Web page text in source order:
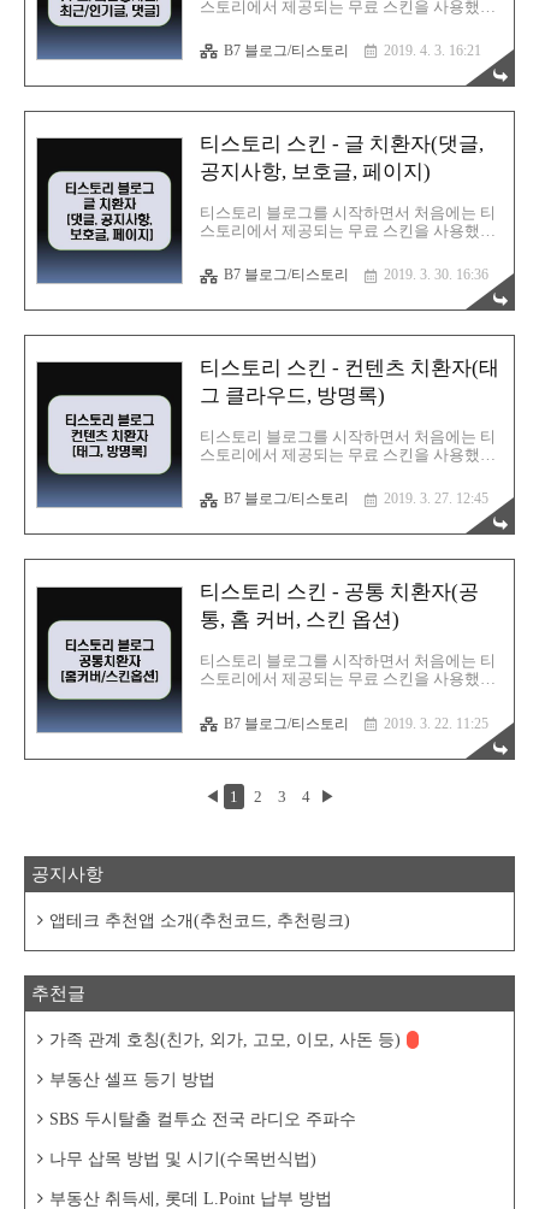
2월 애드센스 수익공개 : https://barista7..
스토리에서 제공되는 무료 스킨을 사용했다.
FastBoot 스킨으로 변경하였고, 지금까지 사
용중이다. 티스토리 시스템은 조금씩 변화가
있는데, FastBoot 스킨의 발전적인 변화는 없
포스팅한 글에 의존하면서 하루하루 조금씩
스킨을 수정하고 있는 실정이다. 티스토리
블로그가 어떤구조로 되어있는지 어떤 파일
들이 있는지 모른채 시작했었다. 오류를 하
나씩 수정하면서 어떤파일이 있는지 알게 되
었고, html, css, js에 사용된 코드를 공부해야
겠다는 생각이 들었다. 그래서 티스토리 블
로그의 기본인 파일 구조부터 시작해서 티스
보았다..
B7 블로그/티스토리 2019. 4. 3. 16:21
티스토리 스킨 - 글 치환자(댓글,
공지사항, 보호글, 페이지)
티스토리 블로그를 시작하면서 처음에는 티
스토리에서 제공되는 무료 스킨을 사용했다.
FastBoot 스킨으로 변경하였고, 지금까지 사
용중이다. 티스토리 시스템은 조금씩 변화가
있는데, FastBoot 스킨의 발전적인 변화는 없
포스팅한 글에 의존하면서 하루하루 조금씩
스킨을 수정하고 있는 실정이다. 티스토리
블로그가 어떤구조로 되어있는지 어떤 파일
들이 있는지 모른채 시작했었다. 오류를 하
나씩 수정하면서 어떤파일이 있는지 알게 되
었고, html, css, js에 사용된 코드를 공부해야
겠다는 생각이 들었다. 그래서 티스토리 블
로그의 기본인 파일 구조부터 시작해서 티스
보았다..
B7 블로그/티스토리 2019. 3. 30. 16:36
티스토리 스킨 - 컨텐츠 치환자(태
그 클라우드, 방명록)
티스토리 블로그를 시작하면서 처음에는 티
스토리에서 제공되는 무료 스킨을 사용했다.
FastBoot 스킨으로 변경하였고, 지금까지 사
용중이다. 티스토리 시스템은 조금씩 변화가
있는데, FastBoot 스킨의 발전적인 변화는 없
포스팅한 글에 의존하면서 하루하루 조금씩
스킨을 수정하고 있는 실정이다. 티스토리
블로그가 어떤구조로 되어있는지 어떤 파일
들이 있는지 모른채 시작했었다. 오류를 하
나씩 수정하면서 어떤파일이 있는지 알게 되
었고, html, css, js에 사용된 코드를 공부해야
겠다는 생각이 들었다. 그래서 티스토리 블
로그의 기본인 파일 구조부터 시작해서 티스
보았다..
B7 블로그/티스토리 2019. 3. 27. 12:45
티스토리 스킨 - 공통 치환자(공
통, 홈 커버, 스킨 옵션)
티스토리 블로그를 시작하면서 처음에는 티
스토리에서 제공되는 무료 스킨을 사용했다.
FastBoot 스킨으로 변경하였고, 지금까지 사
용중이다. 티스토리 시스템은 조금씩 변화가
있는데, FastBoot 스킨의 발전적인 변화는 없
포스팅한 글에 의존하면서 하루하루 조금씩
스킨을 수정하고 있는 실정이다. 티스토리
나씩 수정하면서 어떤파일이 있는지 알게 되
겠다는 생각이 들었다. 그래서 티스토리 블
로그의 기본인 파일 구조부터 시작해서 티스
토리 치환자에 대해 하나씩 알아보고 정리해
보았다..
B7 블로그/티스토리 2019. 3. 22. 11:25
◀ 1 2 3 4 ▶
공지사항
앱테크 추천앱 소개(추천코드, 추천링크)
추천글
가족 관계 호칭(친가, 외가, 고모, 이모, 사돈 등)
부동산 셀프 등기 방법
SBS 두시탈출 컬투쇼 전국 라디오 주파수
나무 삽목 방법 및 시기(수목번식법)
부동산 취득세, 롯데 L.Point 납부 방법